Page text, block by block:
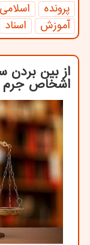
پرونده اسلامی
آموزش
اسناد
از بین بردن
اشخاص